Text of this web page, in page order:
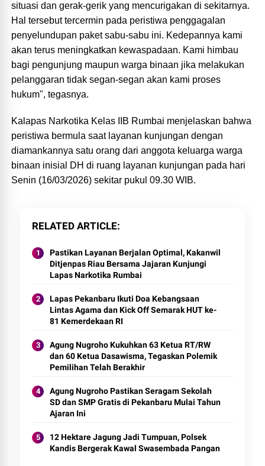
situasi dan gerak-gerik yang mencurigakan di sekitarnya.
Hal tersebut tercermin pada peristiwa penggagalan
penyelundupan paket sabu-sabu ini. Kedepannya kami
akan terus meningkatkan kewaspadaan. Kami himbau
bagi pengunjung maupun warga binaan jika melakukan
pelanggaran tidak segan-segan akan kami proses
hukum", tegasnya.
Kalapas Narkotika Kelas IIB Rumbai menjelaskan bahwa
peristiwa bermula saat layanan kunjungan dengan
diamankannya satu orang dari anggota keluarga warga
binaan inisial DH di ruang layanan kunjungan pada hari
Senin (16/03/2026) sekitar pukul 09.30 WIB.
RELATED ARTICLE
Pastikan Layanan Berjalan Optimal, Kakanwil
Ditjenpas Riau Bersama Jajaran Kunjungi
Lapas Narkotika Rumbai
Lapas Pekanbaru Ikuti Doa Kebangsaan
Lintas Agama dan Kick Off Semarak HUT ke-
81 Kemerdekaan RI
Agung Nugroho Kukuhkan 63 Ketua RT/RW
dan 60 Ketua Dasawisma, Tegaskan Polemik
Pemilihan Telah Berakhir
Agung Nugroho Pastikan Seragam Sekolah
SD dan SMP Gratis di Pekanbaru Mulai Tahun
Ajaran Ini
12 Hektare Jagung Jadi Tumpuan, Polsek
Kandis Bergerak Kawal Swasembada Pangan